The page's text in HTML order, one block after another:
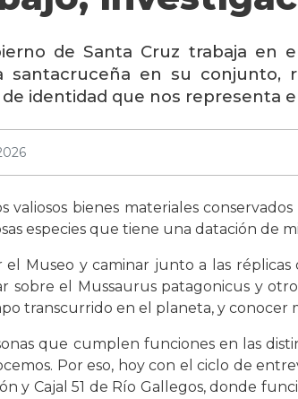
de Santa Cruz trabaja en
santacruceña en su conjunto,
identidad que nos representa
valiosos bienes materiales conservados
especies que tiene una datación de
el Museo y caminar junto a las
sobre el Mussaurus patagonicus y
transcurrido en el planeta, y conocer
que cumplen funciones en las
Por eso, hoy con el ciclo de
y Cajal 51 de Río Gallegos, donde